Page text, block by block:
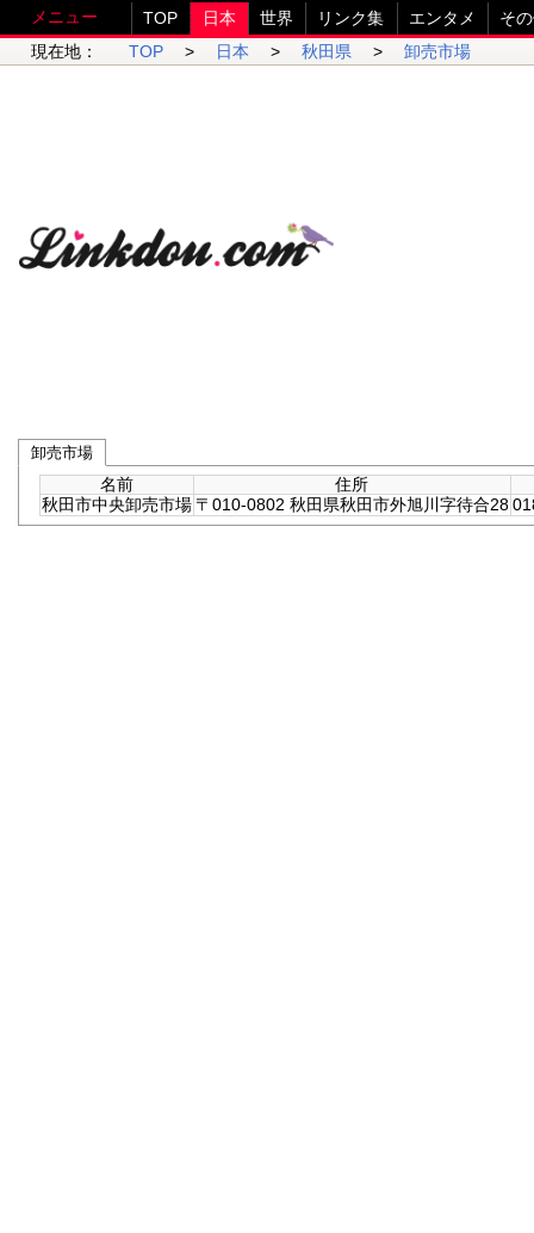
メニュー TOP 日本 世界 リンク集 エンタメ
そ
現在地：
TOP > 日本 > 秋田県 > 卸売市場
卸売市場
名前
住所
秋田市中央卸売市場 〒010-0802 秋田県秋田市外旭川字待合28